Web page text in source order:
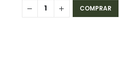
COMPRAR